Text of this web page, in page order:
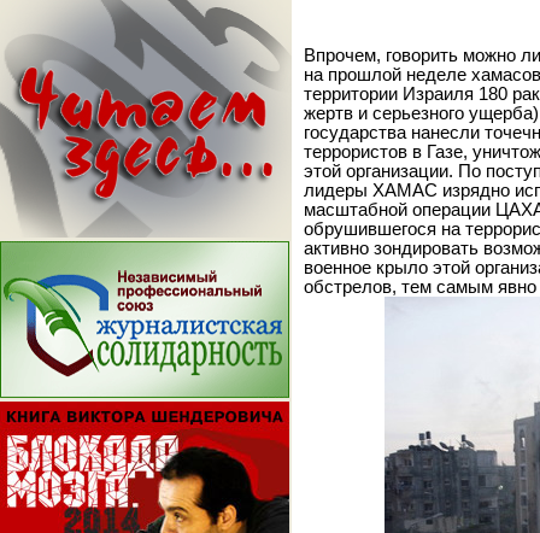
Впрочем, говорить можно
на прошлой неделе
территории Израиля 180
жертв и серьезного
государства нанесли
террористов в Газе,
этой организации. По
лидеры ХАМАС изрядно
масштабной операции
обрушившегося на
активно зондировать
военное крыло этой
обстрелов, тем самым